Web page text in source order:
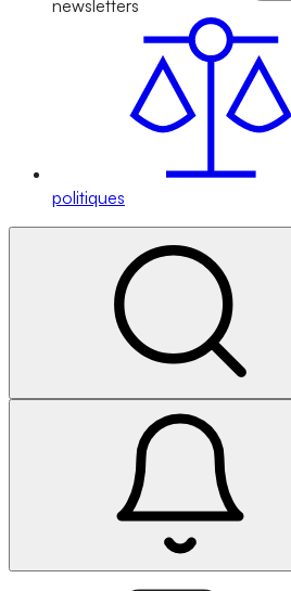
newsletters
politiques